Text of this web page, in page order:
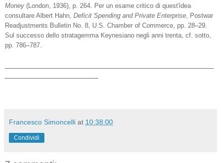
Money (London, 1936), p. 264. Per un esame critico di quest'idea
consultare Albert Hahn, Deficit Spending and Private Enterprise , Postwar
Readjustments Bulletin No. 8, U.S. Chamber of Commerce, pp. 28–29.
Sul successo dello stratagemma Keynesiano negli anni trenta, cf. sotto,
pp. 786–787.
Francesco Simoncelli at 10:38:00
Condividi